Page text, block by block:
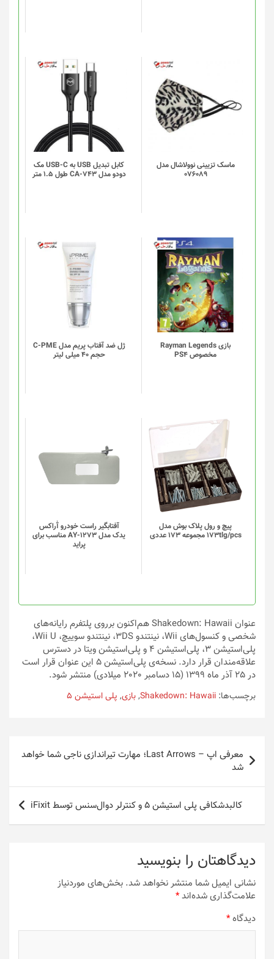
ماسک تزیینی نوولاشال مدل
076089
کابل تبدیل USB به USB-C مک
دودو مدل CA-743 طول 1.5 متر
بازی Rayman Legends
مخصوص PS4
ژل ضد آفتاب پریم مدل C-PME
حجم 40 میلی لیتر
پیچ و رول پلاک بوش مدل
173tlg/pcs مجموعه 173 عددی
محصول
دارای
انواع
مختلفی
می
باشد.
گزینه
ها
محصول
انتخاب
شوند
آفتابگیر راست خودرو آٰراکس
یدک مدل AY-1273 مناسب برای
پراید
محصول
دارای
انواع
مختلفی
گزینه
ها
محصول
انتخاب
شوند
عنوان Shakedown: Hawaii هم‌اکنون برروی پلتفرم رایانه‌های
شخصی و کنسول‌های Wii، نینتندو 3DS، نینتندو سوییچ، Wii U،
پلی‌استیشن 3، پلی‌استیشن 4 و پلی‌استیشن ویتا در دسترس
علاقه‌مندان قرار دارد. نسخه‌ی پلی‌استیشن 5 این عنوان قرار است
در 25 آذر ماه 1399 (15 دسامبر 2020 میلادی) منتشر شود.
برچسب‌ها: Shakedown: Hawaii
,بازی, پلی استیشن 5
راهبری
نوشته
معرفی اپ – Last Arrows؛ مهارت تیراندازی ناجی شما خواهد
شد
کالبدشکافی پلی استیشن ۵ و کنترلر دوال‌سنس توسط iFixit
دیدگاهتان را بنویسید
نشانی ایمیل شما منتشر نخواهد شد. بخش‌های موردنیاز
علامت‌گذاری شده‌اند*
دیدگاه*